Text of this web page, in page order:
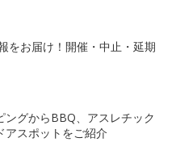
をお届け！開催・中止・延期
ングからBBQ、アスレチック
アスポットをご紹介